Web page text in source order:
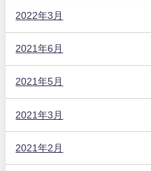
2022年3月
2021年6月
2021年5月
2021年3月
2021年2月